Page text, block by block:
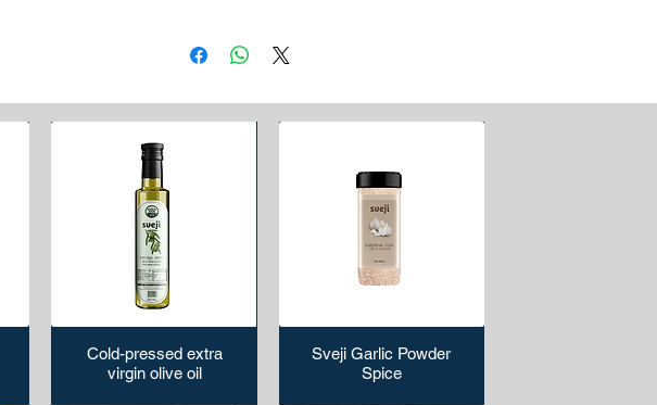
Cold-pressed extra
virgin olive oil
Sveji Garlic Powder
Spice